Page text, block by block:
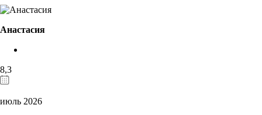
Анастасия
8,3
июль 2026